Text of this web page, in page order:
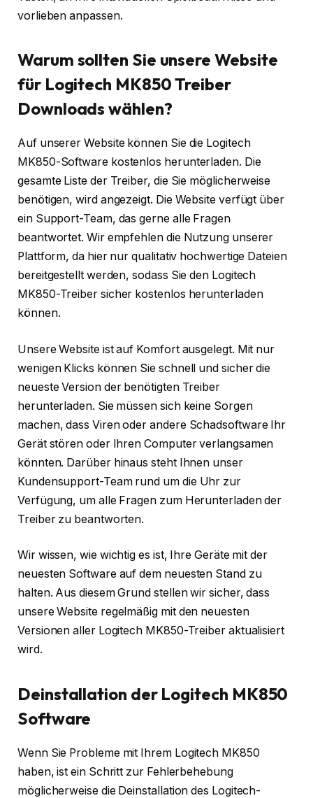
vorlieben anpassen.
Warum sollten Sie unsere Website
für Logitech MK850 Treiber
Downloads wählen?
Auf unserer Website können Sie die Logitech
MK850-Software kostenlos herunterladen. Die
gesamte Liste der Treiber, die Sie möglicherweise
benötigen, wird angezeigt. Die Website verfügt über
ein Support-Team, das gerne alle Fragen
beantwortet. Wir empfehlen die Nutzung unserer
Plattform, da hier nur qualitativ hochwertige Dateien
bereitgestellt werden, sodass Sie den Logitech
MK850-Treiber sicher kostenlos herunterladen
können.
Unsere Website ist auf Komfort ausgelegt. Mit nur
wenigen Klicks können Sie schnell und sicher die
neueste Version der benötigten Treiber
herunterladen. Sie müssen sich keine Sorgen
machen, dass Viren oder andere Schadsoftware Ihr
Gerät stören oder Ihren Computer verlangsamen
könnten. Darüber hinaus steht Ihnen unser
Kundensupport-Team rund um die Uhr zur
Verfügung, um alle Fragen zum Herunterladen der
Treiber zu beantworten.
Wir wissen, wie wichtig es ist, Ihre Geräte mit der
neuesten Software auf dem neuesten Stand zu
halten. Aus diesem Grund stellen wir sicher, dass
unsere Website regelmäßig mit den neuesten
Versionen aller Logitech MK850-Treiber aktualisiert
wird.
Deinstallation der Logitech MK850
Software
Wenn Sie Probleme mit Ihrem Logitech MK850
haben, ist ein Schritt zur Fehlerbehebung
möglicherweise die Deinstallation des Logitech-